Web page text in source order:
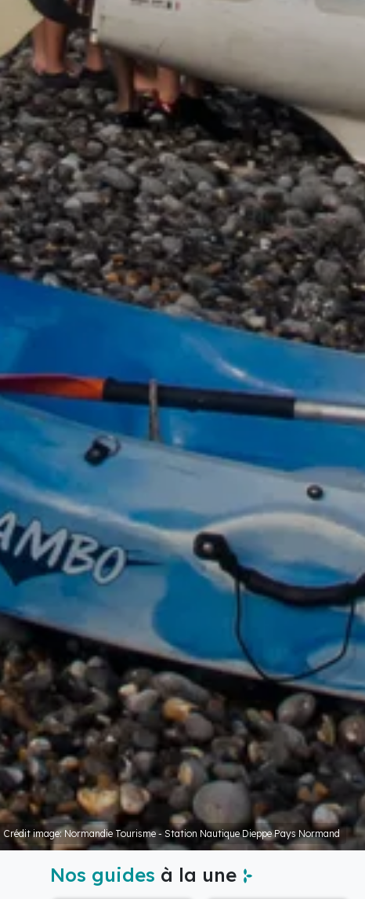
Crédit image: Normandie Tourisme - Station Nautique Dieppe Pays Normand
Nos guides à la une